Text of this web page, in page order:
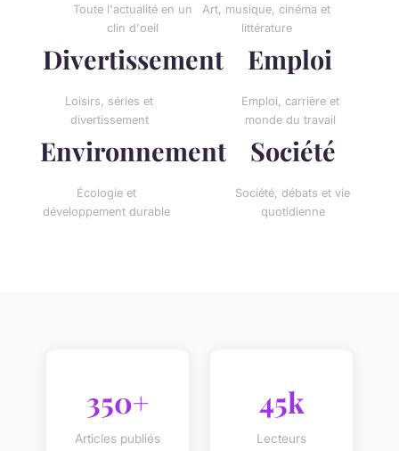
Toute l'actualité en un
clin d'oeil
Art, musique, cinéma et
littérature
Divertissement
Loisirs, séries et
divertissement
Emploi
Emploi, carrière et
monde du travail
Environnement
Écologie et
développement durable
Société
Société, débats et vie
quotidienne
350+
Articles publiés
45k
Lecteurs